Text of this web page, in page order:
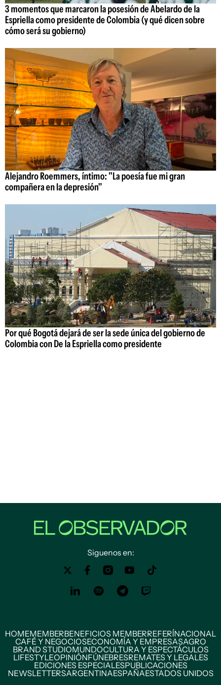
3 momentos que marcaron la posesión de Abelardo de la
Espriella como presidente de Colombia (y qué dicen sobre
cómo será su gobierno)
Alejandro Roemmers, íntimo: "La poesía fue mi gran
compañera en la depresión"
Por qué Bogotá dejará de ser la sede única del gobierno de
Colombia con De la Espriella como presidente
Siguenos en:
HOMEMEMBERBENEFICIOS MEMBERREFERÍNACIONAL
CAFÉ Y NEGOCIOSECONOMÍA Y EMPRESASAGRO
BRAND STUDIOMUNDOCULTURA Y ESPECTÁCULOS
LIFESTYLEOPINIÓNFÚNEBRESREMATES Y LEGALES
EDICIONES ESPECIALESPUBLICACIONES
NEWSLETTERSARGENTINAESPAÑAESTADOS UNIDOS